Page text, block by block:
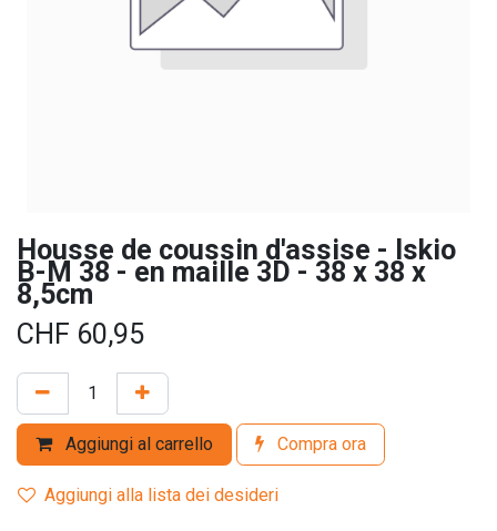
Housse de coussin d'assise - Iskio
B-M 38 - en maille 3D - 38 x 38 x
8,5cm
CHF 60,95
Aggiungi al carrello Compra ora
Aggiungi alla lista dei desideri